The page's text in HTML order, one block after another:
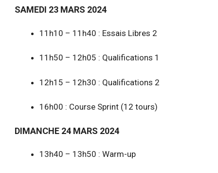
SAMEDI 23 MARS 2024
11h10 – 11h40 : Essais Libres 2
11h50 – 12h05 : Qualifications 1
12h15 – 12h30 : Qualifications 2
16h00 : Course Sprint (12 tours)
DIMANCHE 24 MARS 2024
13h40 – 13h50 : Warm-up